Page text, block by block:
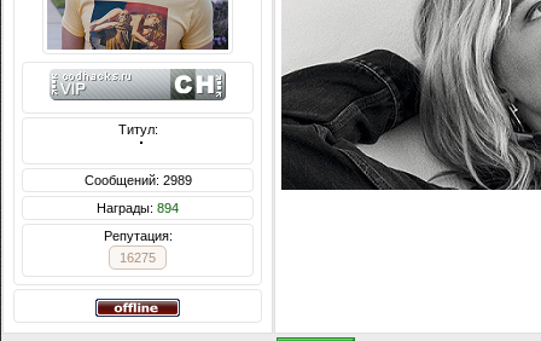
Титул:
  ̍̍̍̍̍̍̍̍̍̍̍̍̍̍̍̍̍̍̍̍̍̍̍̍̍̍̍̍̍̍̍̍̍̍̍̍̍̍̍̍̍̍̍̍̍̍
Сообщений: 2989
Награды: 894
Репутация:
16275